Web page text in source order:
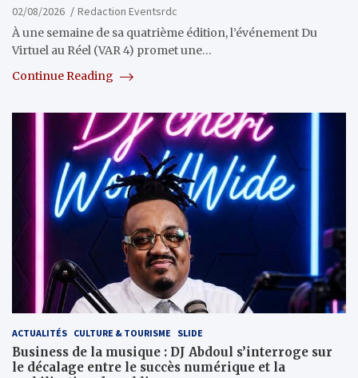
02/08/2026
Redaction Eventsrdc
À une semaine de sa quatrième édition, l’événement Du
Virtuel au Réel (VAR 4) promet une…
Continue Reading
ACTUALITÉS CULTURE & TOURISME SLIDE
Business de la musique : DJ Abdoul s’interroge sur
le décalage entre le succès numérique et la